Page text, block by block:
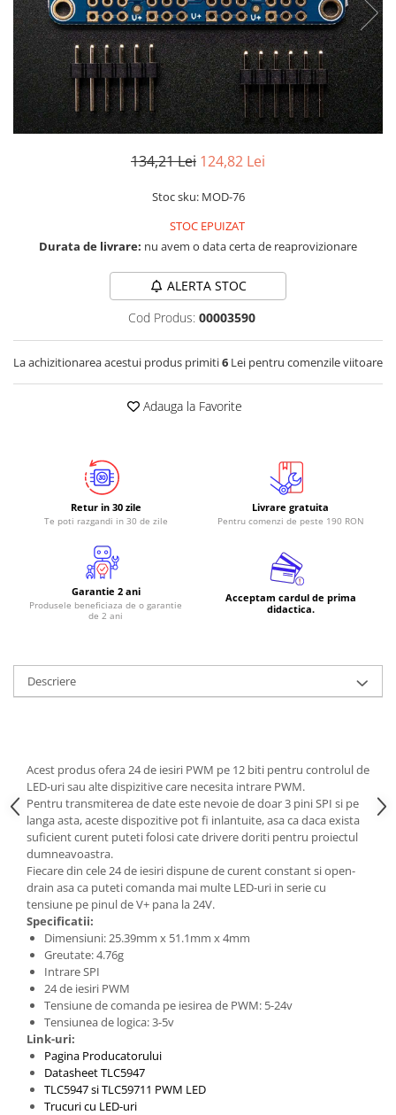
RS-232
RS-485
RTC
Telecomenzi
Motor 25D
Motor 37D
Motoreductor plastic
Stepper
Sub-Micro
Tamiya
Servomotoare
Suruburi, Piulite, Conectare
Micro:bit
Nvidia
Olinuxino
Photon
PIC
Platforme de dezvoltare
Thing
PIR
Radar
Sonar
Sunet
Tensiune
134,21 Lei 124,82 Lei
Stoc sku: MOD-76
STOC EPUIZAT
Durata de livrare: nu avem o data certa de reaprovizionare
ALERTA STOC
Cod Produs: 00003590
La achizitionarea acestui produs primiti6 Lei pentru comenzile viitoare
Adauga la Favorite
Retur in 30 zile
Te poti razgandi in 30 de zile
Livrare gratuita
Pentru comenzi de peste 190 RON
Garantie 2 ani
Produsele beneficiaza de o garantie
de 2 ani
Acceptam cardul de prima
didactica.
Descriere
Acest produs ofera 24 de iesiri PWM pe 12 biti pentru controlul de
LED-uri sau alte dispizitive care necesita intrare PWM.
Pentru transmiterea de date este nevoie de doar 3 pini SPI si pe
langa asta, aceste dispozitive pot fi inlantuite, asa ca daca exista
suficient curent puteti folosi cate drivere doriti pentru proiectul
dumneavoastra.
Fiecare din cele 24 de iesiri dispune de curent constant si open-
drain asa ca puteti comanda mai multe LED-uri in serie cu
tensiune pe pinul de V+ pana la 24V.
Specificatii:
Dimensiuni: 25.39mm x 51.1mm x 4mm
Greutate: 4.76g
Intrare SPI
24 de iesiri PWM
Tensiune de comanda pe iesirea de PWM: 5-24v
Tensiunea de logica: 3-5v
Link-uri:
Pagina Producatorului
Datasheet TLC5947
TLC5947 si TLC59711 PWM LED
Trucuri cu LED-uri